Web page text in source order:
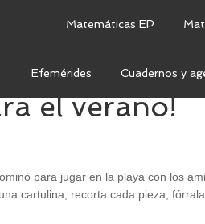
Matemáticas EP
Efemérides Cuadernos y
el verano!
para jugar en la playa con los
cartulina, recorta cada pieza,